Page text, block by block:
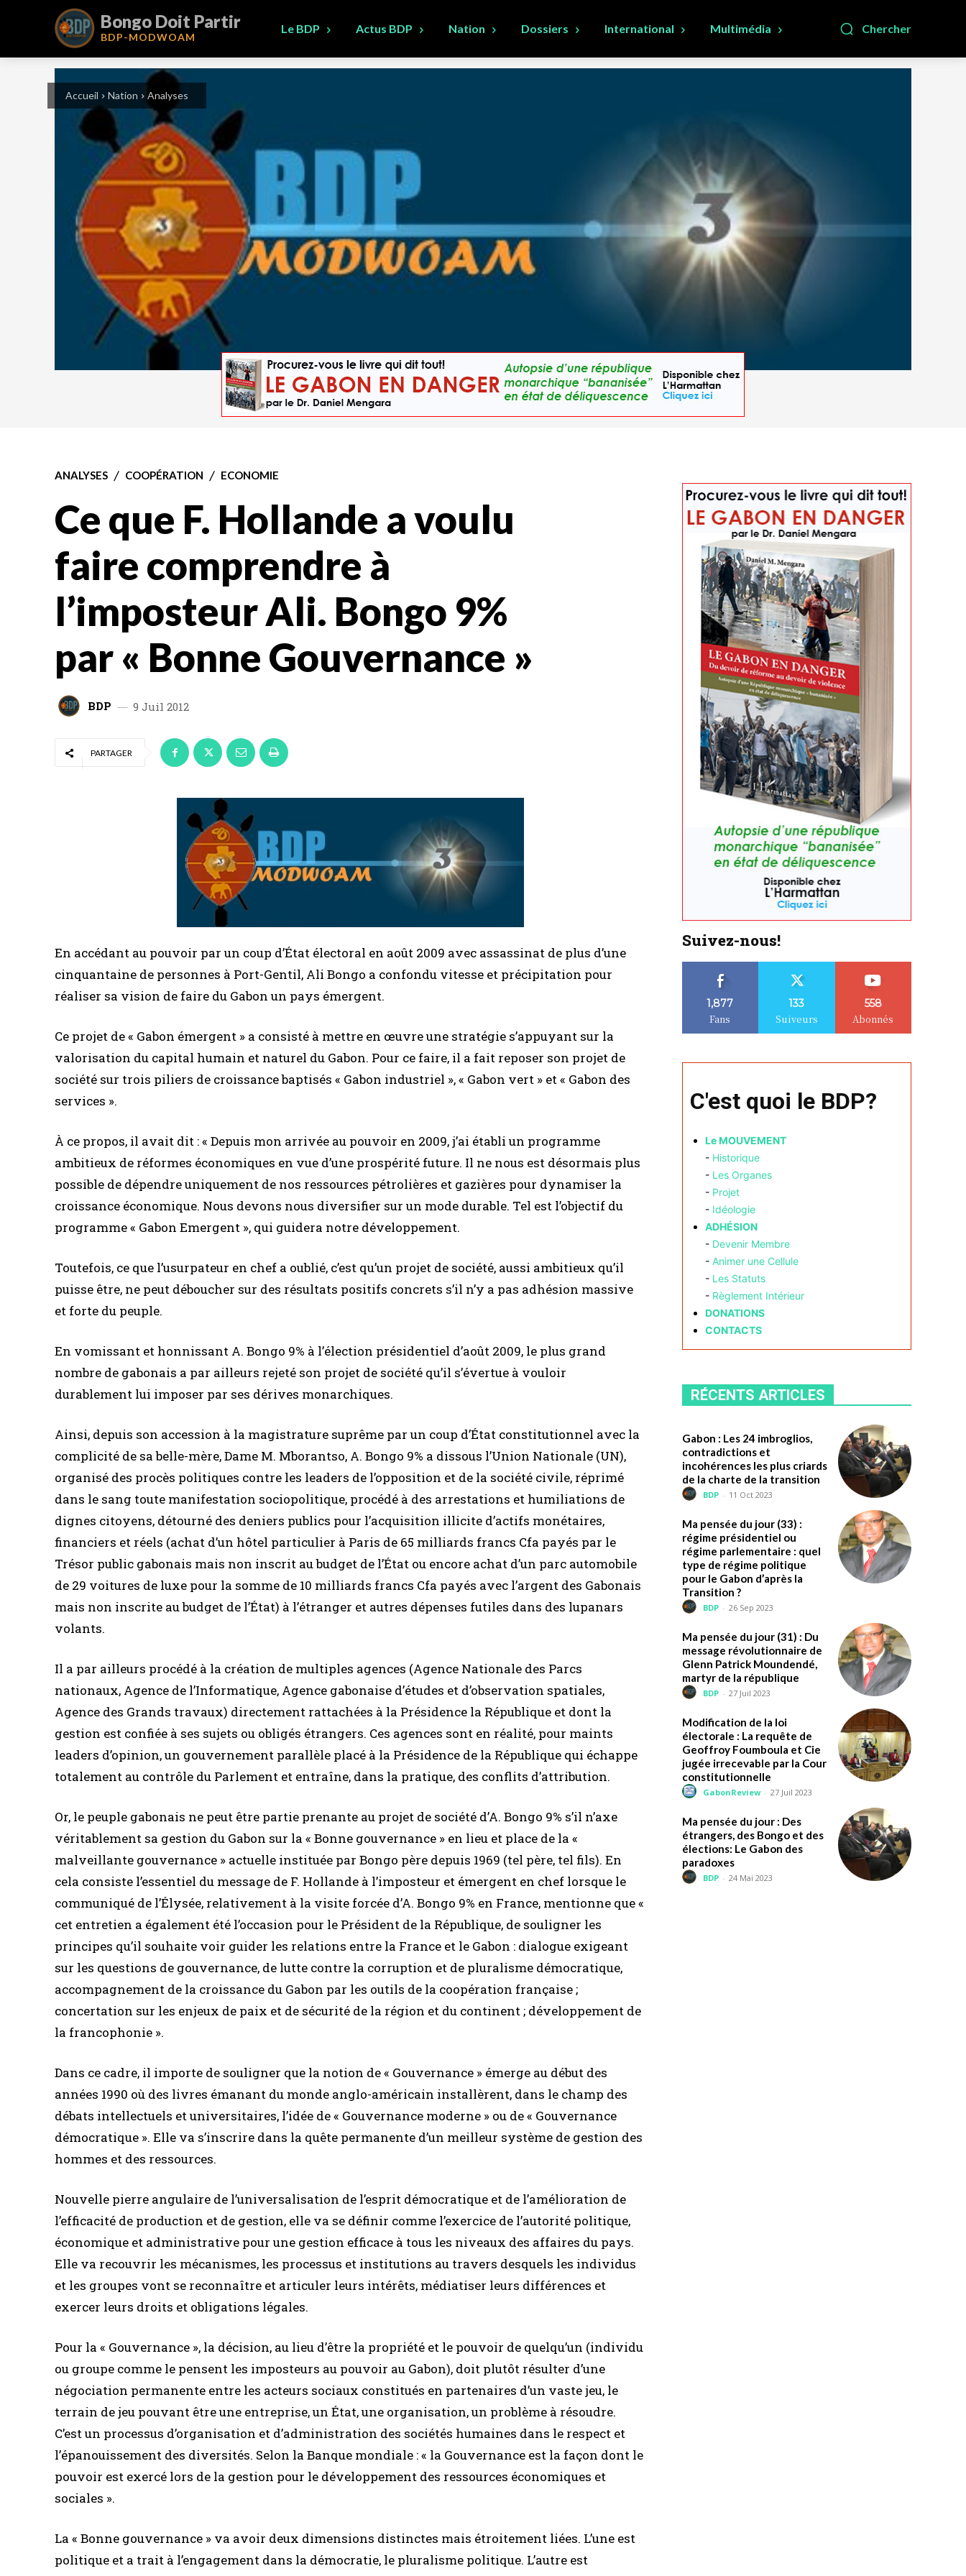
Bongo Doit Partir
BDP-MODWOAM
Chercher
Le BDP Actus BDP Nation Dossiers International Multimédia
Accueil Nation Analyses
ANALYSES COOPÉRATION ECONOMIE
Ce que F. Hollande a voulu
faire comprendre à
l’imposteur Ali. Bongo 9%
par « Bonne Gouvernance »
BDP 9 Juil 2012
PARTAGER
En accédant au pouvoir par un coup d’État électoral en août 2009 avec assassinat de plus d’une
cinquantaine de personnes à Port-Gentil, Ali Bongo a confondu vitesse et précipitation pour
réaliser sa vision de faire du Gabon un pays émergent.
Ce projet de « Gabon émergent » a consisté à mettre en œuvre une stratégie s’appuyant sur la
valorisation du capital humain et naturel du Gabon. Pour ce faire, il a fait reposer son projet de
société sur trois piliers de croissance baptisés « Gabon industriel », « Gabon vert » et « Gabon des
services ».
À ce propos, il avait dit : « Depuis mon arrivée au pouvoir en 2009, j’ai établi un programme
ambitieux de réformes économiques en vue d’une prospérité future. Il ne nous est désormais plus
possible de dépendre uniquement de nos ressources pétrolières et gazières pour dynamiser la
croissance économique. Nous devons nous diversifier sur un mode durable. Tel est l’objectif du
programme « Gabon Emergent », qui guidera notre développement.
Toutefois, ce que l’usurpateur en chef a oublié, c’est qu’un projet de société, aussi ambitieux qu’il
puisse être, ne peut déboucher sur des résultats positifs concrets s’il n’y a pas adhésion massive
et forte du peuple.
En vomissant et honnissant A. Bongo 9% à l’élection présidentiel d’août 2009, le plus grand
nombre de gabonais a par ailleurs rejeté son projet de société qu’il s’évertue à vouloir
durablement lui imposer par ses dérives monarchiques.
Ainsi, depuis son accession à la magistrature suprême par un coup d’État constitutionnel avec la
complicité de sa belle-mère, Dame M. Mborantso, A. Bongo 9% a dissous l’Union Nationale (UN),
organisé des procès politiques contre les leaders de l’opposition et de la société civile, réprimé
dans le sang toute manifestation sociopolitique, procédé à des arrestations et humiliations de
dignes citoyens, détourné des deniers publics pour l’acquisition illicite d’actifs monétaires,
financiers et réels (achat d’un hôtel particulier à Paris de 65 milliards francs Cfa payés par le
Trésor public gabonais mais non inscrit au budget de l’État ou encore achat d’un parc automobile
de 29 voitures de luxe pour la somme de 10 milliards francs Cfa payés avec l’argent des Gabonais
mais non inscrite au budget de l’État) à l’étranger et autres dépenses futiles dans des lupanars
volants.
Il a par ailleurs procédé à la création de multiples agences (Agence Nationale des Parcs
nationaux, Agence de l’Informatique, Agence gabonaise d’études et d’observation spatiales,
Agence des Grands travaux) directement rattachées à la Présidence la République et dont la
gestion est confiée à ses sujets ou obligés étrangers. Ces agences sont en réalité, pour maints
leaders d’opinion, un gouvernement parallèle placé à la Présidence de la République qui échappe
totalement au contrôle du Parlement et entraîne, dans la pratique, des conflits d’attribution.
Or, le peuple gabonais ne peut être partie prenante au projet de société d’A. Bongo 9% s’il n’axe
véritablement sa gestion du Gabon sur la « Bonne gouvernance » en lieu et place de la «
malveillante gouvernance » actuelle instituée par Bongo père depuis 1969 (tel père, tel fils). En
cela consiste l’essentiel du message de F. Hollande à l’imposteur et émergent en chef lorsque le
communiqué de l’Élysée, relativement à la visite forcée d’A. Bongo 9% en France, mentionne que «
cet entretien a également été l’occasion pour le Président de la République, de souligner les
principes qu’il souhaite voir guider les relations entre la France et le Gabon : dialogue exigeant
sur les questions de gouvernance, de lutte contre la corruption et de pluralisme démocratique,
accompagnement de la croissance du Gabon par les outils de la coopération française ;
concertation sur les enjeux de paix et de sécurité de la région et du continent ; développement de
la francophonie ».
Dans ce cadre, il importe de souligner que la notion de « Gouvernance » émerge au début des
années 1990 où des livres émanant du monde anglo-américain installèrent, dans le champ des
débats intellectuels et universitaires, l’idée de « Gouvernance moderne » ou de « Gouvernance
démocratique ». Elle va s’inscrire dans la quête permanente d’un meilleur système de gestion des
hommes et des ressources.
Nouvelle pierre angulaire de l’universalisation de l’esprit démocratique et de l’amélioration de
l’efficacité de production et de gestion, elle va se définir comme l’exercice de l’autorité politique,
économique et administrative pour une gestion efficace à tous les niveaux des affaires du pays.
Elle va recouvrir les mécanismes, les processus et institutions au travers desquels les individus
et les groupes vont se reconnaître et articuler leurs intérêts, médiatiser leurs différences et
exercer leurs droits et obligations légales.
Pour la « Gouvernance », la décision, au lieu d’être la propriété et le pouvoir de quelqu’un (individu
ou groupe comme le pensent les imposteurs au pouvoir au Gabon), doit plutôt résulter d’une
négociation permanente entre les acteurs sociaux constitués en partenaires d’un vaste jeu, le
terrain de jeu pouvant être une entreprise, un État, une organisation, un problème à résoudre.
C’est un processus d’organisation et d’administration des sociétés humaines dans le respect et
l’épanouissement des diversités. Selon la Banque mondiale : « la Gouvernance est la façon dont le
pouvoir est exercé lors de la gestion pour le développement des ressources économiques et
sociales ».
La « Bonne gouvernance » va avoir deux dimensions distinctes mais étroitement liées. L’une est
politique et a trait à l’engagement dans la démocratie, le pluralisme politique. L’autre est
Suivez-nous!
1,877
Fans
133
Suiveurs
558
Abonnés
C'est quoi le BDP?
Le MOUVEMENT
- Historique
- Les Organes
- Projet
- Idéologie
ADHÉSION
- Devenir Membre
- Animer une Cellule
- Les Statuts
- Règlement Intérieur
DONATIONS
CONTACTS
RÉCENTS ARTICLES
Gabon : Les 24 imbroglios,
contradictions et
incohérences les plus criards
de la charte de la transition
BDP - 11 Oct 2023
Ma pensée du jour (33) :
régime présidentiel ou
régime parlementaire : quel
type de régime politique
pour le Gabon d’après la
Transition ?
BDP - 26 Sep 2023
Ma pensée du jour (31) : Du
message révolutionnaire de
Glenn Patrick Moundendé,
martyr de la république
BDP - 27 Juil 2023
Modification de la loi
électorale : La requête de
Geoffroy Foumboula et Cie
jugée irrecevable par la Cour
constitutionnelle
GabonReview - 27 Juil 2023
Ma pensée du jour : Des
étrangers, des Bongo et des
élections: Le Gabon des
paradoxes
BDP - 24 Mai 2023